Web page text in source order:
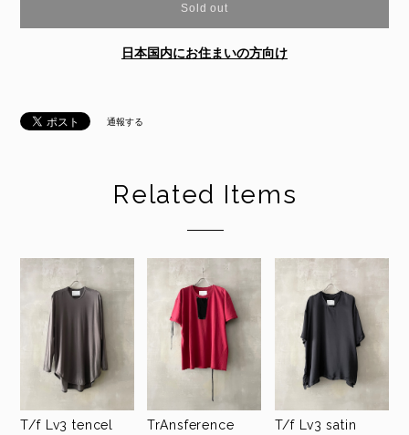
Sold out
日本国内にお住まいの方向け
通報する
Related Items
T/f Lv3 tencel
TrAnsference
T/f Lv3 satin